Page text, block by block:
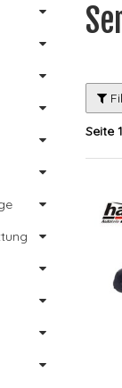
Seite 1